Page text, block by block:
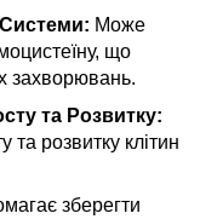
Може
що
захворювань.
та Розвитку:
розвитку клітин
зберегти